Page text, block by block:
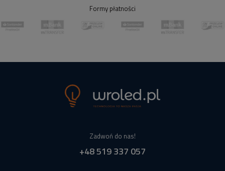
Formy płatności
Zadwoń do nas!
+48 519 337 057